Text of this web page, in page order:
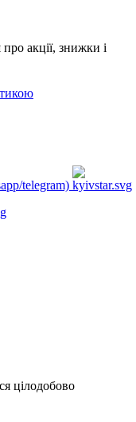
акції, знижки і
telegram)
цілодобово